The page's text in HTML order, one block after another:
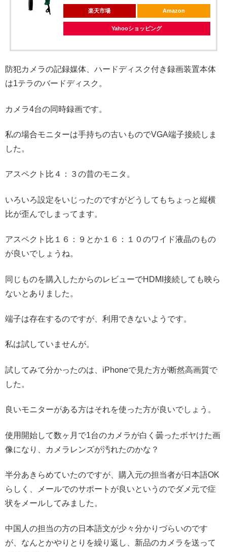
楽天市場 Amazon
Yahooショッピング
防犯カメラの記録媒体、ハードディスク付き録画装置本体
は1テラのバードディスク。
カメラ4台の同時録画です。
私の場合モニターは手持ちの古いものでVGA端子接続しま
した。
アスペクト比４：３の昔のモニタ。
いろいろ設定をいじったのですがどうしてもちょっと縦横
比が歪んでしまってます。
アスペクト比１６：９とか１６：１０のワイド液晶のもの
が良いでしょうね。
同じものを購入したからのレビューでHDMI接続しても映ら
ないとありました。
端子は存在するのですが、利用できないようです。
私は試していませんが。
試してみて分かったのは、iPhoneで見た方が断然高画質で
した。
良いモニターがある方はそれを使った方が良いでしょう。
使用開始して数ヶ月で1台のカメラが白く曇ったボヤけた画
像になり、カメラレンズが汚れたのかな？
半分あきらめていたのですが、購入元の担当者が日本語OK
らしく、メールでのサポートが良いというのでダメ元で症
状をメールしてみました。
中国人の担当の方の日本語文が少々分かりづらいのです
が、なんとかやりとりを繰り返し、新品のカメラを送って